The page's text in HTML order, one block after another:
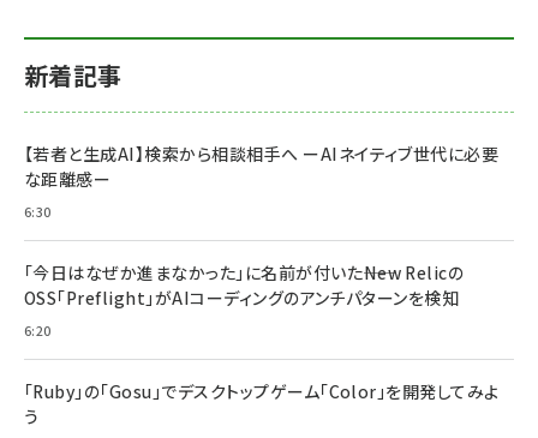
新着記事
【若者と生成AI】検索から相談相手へ ーAIネイティブ世代に必要
な距離感ー
6:30
「今日はなぜか進まなかった」に名前が付いた――New Relicの
OSS「Preflight」がAIコーディングのアンチパターンを検知
6:20
「Ruby」の「Gosu」でデスクトップゲーム「Color」を開発してみよ
う